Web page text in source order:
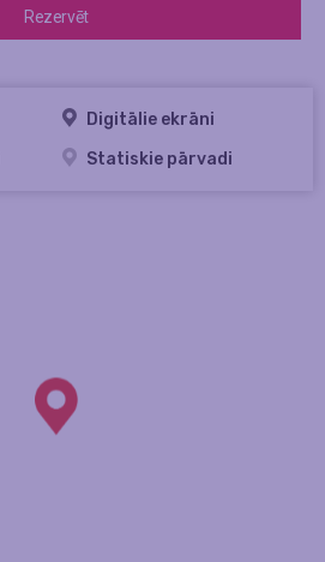
Rezervēt
Digitālie ekrāni
Statiskie pārvadi